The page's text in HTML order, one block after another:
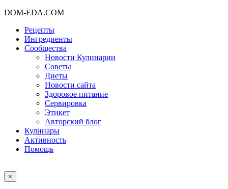
DOM-EDA.COM
Рецепты
Ингредиенты
Сообщества
Новости Кулинарии
Советы
Диеты
Новости сайта
Здоровое питание
Сервировка
Этикет
Авторский блог
Кулинары
Активность
Помощь
×